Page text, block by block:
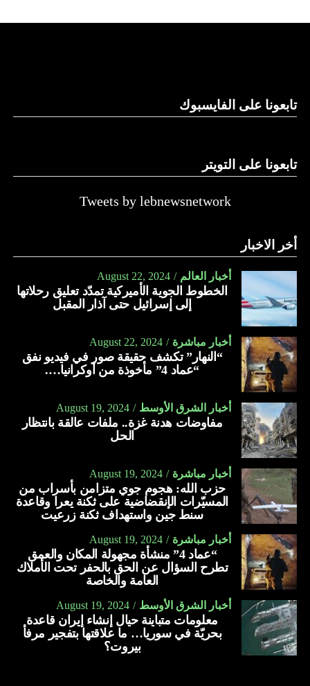
النهار
تابعونا على الفايسبوك
تابعونا على التويتر
Tweets by lebnewsnetwork
أخر الاخبار
أخبار العالم August 22, 2024
الخطوط الجوية الأميركية تمدّد تعليق رحلاتها
إلى إسرائيل حتى آذار المقبل
أخبار مباشرة August 22, 2024
“النهار” تكشف حقيقة صور في فيديو نفق
“عماد 4” مأخوذة من أوكرانيا….
أخبار الشرق الأوسط August 19, 2024
مفاوضات هدنة غزة.. ملفات عالقة بانتظار
الحل
أخبار مباشرة August 19, 2024
حزب الله: هجوم جوي متزامن بأسراب من
المسيّرات الإنقضاضية على ثكنة يعرا وقاعدة
سنط جين واستهداف ثكنة زرعيت
أخبار مباشرة August 19, 2024
“عماد 4” منشأة مجهولة المكان والعمق
تطرح السؤال عن الحق بالحفر تحت الأملاك
العامة والخاصة
أخبار الشرق الأوسط August 19, 2024
معلومات متباينة حيال إنشاء إيران قاعدة
بحريّة في سوريا… ما علاقتها بتفجير مرفأ
بيروت؟